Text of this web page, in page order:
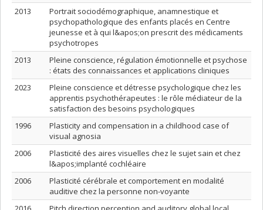
2013
Portrait sociodémographique, anamnestique et
psychopathologique des enfants placés en Centre
jeunesse et à qui l&apos;on prescrit des médicaments
psychotropes
2013
Pleine conscience, régulation émotionnelle et psychose
: états des connaissances et applications cliniques
2023
Pleine conscience et détresse psychologique chez les
apprentis psychothérapeutes : le rôle médiateur de la
satisfaction des besoins psychologiques
1996
Plasticity and compensation in a childhood case of
visual agnosia
2006
Plasticité des aires visuelles chez le sujet sain et chez
l&apos;implanté cochléaire
2006
Plasticité cérébrale et comportement en modalité
auditive chez la personne non-voyante